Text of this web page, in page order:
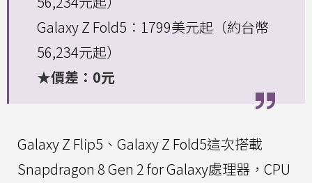
Galaxy Z Fold5：1799美元起（約台幣
56,234元起）
★價差：0元
Galaxy Z Flip5、Galaxy Z Fold5這次搭載
Snapdragon 8 Gen 2 for Galaxy處理器，CPU